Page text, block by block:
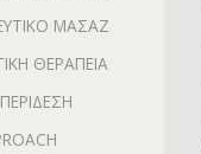
ΜΑΣΑΖ
ΘΕΡΑΠΕΙΑ